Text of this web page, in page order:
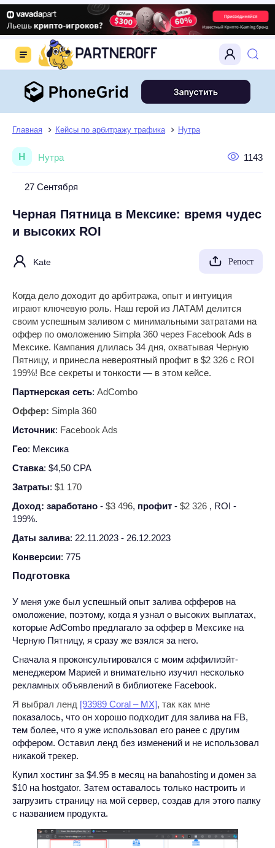
Главная Кейсы по арбитражу трафика Нутра
Н Нутра 1143
27 Сентября
Черная Пятница в Мексике: время чудес
и высоких ROI
Kate Репост
Когда дело доходит до арбитража, опыт и интуиция
играют ключевую роль. Наш герой из ЛАТАМ делится
своим успешным заливом с минимальными затратами на
оффер по омоложению Simpla 360 через Facebook Ads в
Мексике. Кампания длилась 34 дня, охватывая Черную
Пятницу, и принесла невероятный профит в $2 326 с ROI
199%! Все секреты и тонкости — в этом кейсе.
Партнерская сеть: AdCombo
Оффер: Simpla 360
Источник: Facebook Ads
Гео: Мексика
Ставка: $4,50 CPA
Затраты: $1 170
Доход: заработано - $3 496, профит - $2 326 , ROI -
199%.
Даты залива: 22.11.2023 - 26.12.2023
Конверсии: 775
Подготовка
У меня уже был успешный опыт залива офферов на
омоложение, поэтому, когда я узнал о высоких выплатах,
которые AdCombo предлагало за оффер в Мексике на
Черную Пятницу, я сразу же взялся за него.
Сначала я проконсультировался с моим аффилиэйт-
менеджером Марией и внимательно изучил несколько
рекламных объявлений в библиотеке Facebook.
Я выбрал ленд [93989 Coral – MX], так как мне
показалось, что он хорошо подходит для залива на FB,
тем более, что я уже использовал его ранее с другим
оффером. Оставил ленд без изменений и не использовал
никакой трекер.
Купил хостинг за $4.95 в месяц на banahosting и домен за
$10 на hostgator. Затем оставалось только настроить и
загрузить страницу на мой сервер, создав для этого папку
с названием продукта.